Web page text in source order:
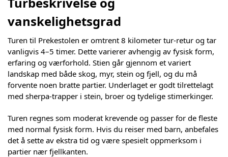
vanskelighetsgrad
Turen til Prekestolen er omtrent 8 kilometer tur-retur og tar
vanligvis 4–5 timer. Dette varierer avhengig av fysisk form,
erfaring og værforhold. Stien går gjennom et variert
landskap med både skog, myr, stein og fjell, og du må
forvente noen bratte partier. Underlaget er godt tilrettelagt
med sherpa-trapper i stein, broer og tydelige stimerkinger.
Turen regnes som moderat krevende og passer for de fleste
med normal fysisk form. Hvis du reiser med barn, anbefales
det å sette av ekstra tid og være spesielt oppmerksom i
partier nær fjellkanten.